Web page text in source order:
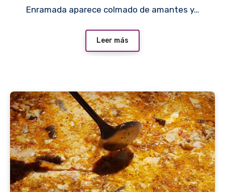
Enramada aparece colmado de amantes y…
Leer más